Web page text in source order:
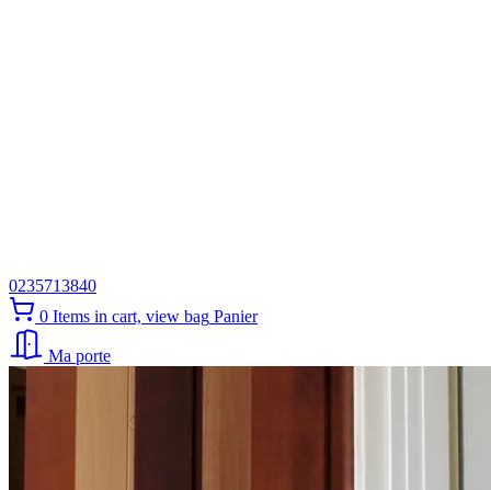
0235713840
0 Items in cart, view bag Panier
Ma porte